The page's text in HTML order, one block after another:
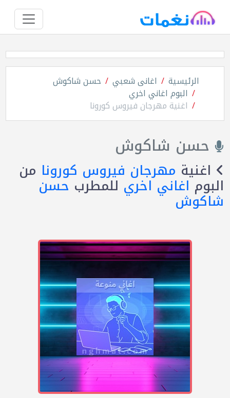
الرئيسية اغانى شعبي حسن شاكوش
البوم اغاني اخري
اغنية مهرجان فيروس كورونا
حسن شاكوش
اغنية مهرجان فيروس كورونا من
البوم اغاني اخري للمطرب حسن
شاكوش